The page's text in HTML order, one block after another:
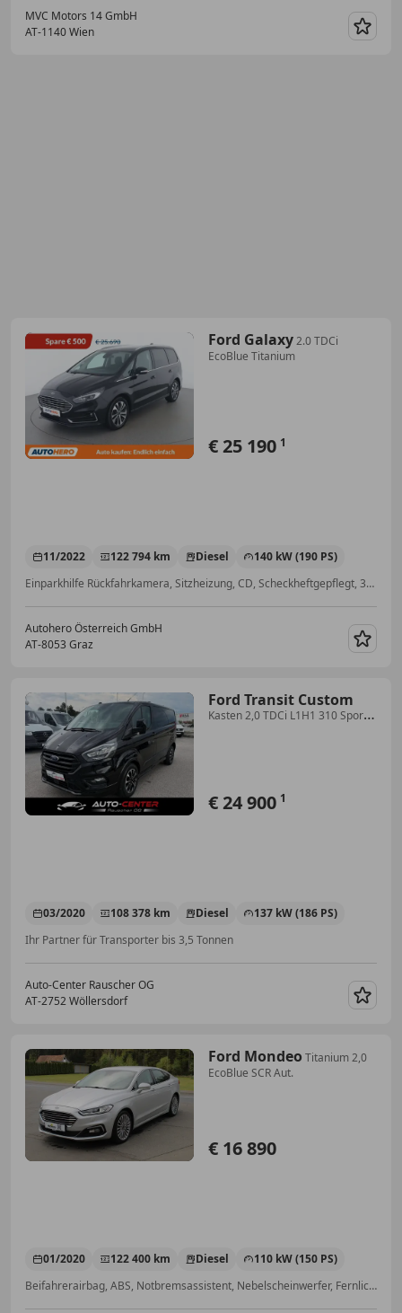
MVC Motors 14 GmbH
AT-1140 Wien
Ford Galaxy2.0 TDCi
EcoBlue Titanium
€ 25 190 1
11/2022 122 794 km Diesel
140 kW (190 PS)
Einparkhilfe Rückfahrkamera, Sitzheizung, CD, Scheckheftgepflegt, 3-Zonen-Klimaautomatik, Elektrische Heckklappe, Getönte Scheiben, Bluetooth
Autohero Österreich GmbH
AT-8053 Graz
Ford Transit Custom
Kasten 2,0 TDCi L1H1 310 Sport
€ 24 900 1
03/2020 108 378 km Diesel
137 kW (186 PS)
Ihr Partner für Transporter bis 3,5 Tonnen
Auto-Center Rauscher OG
AT-2752 Wöllersdorf
Ford Mondeo Titanium 2,0
EcoBlue SCR Aut.
€ 16 890
01/2020 122 400 km Diesel
110 kW (150 PS)
Beifahrerairbag, ABS, Notbremsassistent, Nebelscheinwerfer, Fernlichtassistent, Bluetooth, Anhängerkupplung, Isofix